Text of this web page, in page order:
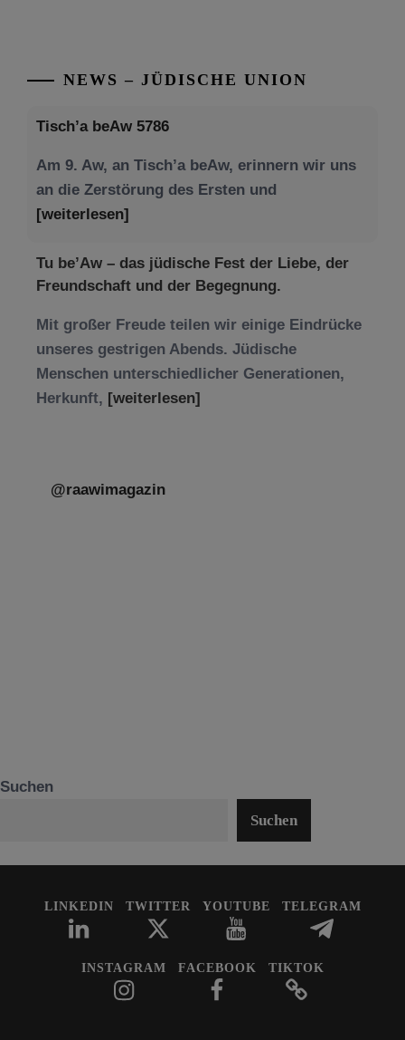
NEWS – JÜDISCHE UNION
Tisch’a beAw 5786
Am 9. Aw, an Tisch’a beAw, erinnern wir uns
an die Zerstörung des Ersten und
[weiterlesen]
Tu be’Aw – das jüdische Fest der Liebe, der
Freundschaft und der Begegnung.
Mit großer Freude teilen wir einige Eindrücke
unseres gestrigen Abends. Jüdische
Menschen unterschiedlicher Generationen,
Herkunft, [weiterlesen]
@raawimagazin
Suchen
Suchen
LINKEDIN TWITTER YOUTUBE TELEGRAM
INSTAGRAM FACEBOOK TIKTOK